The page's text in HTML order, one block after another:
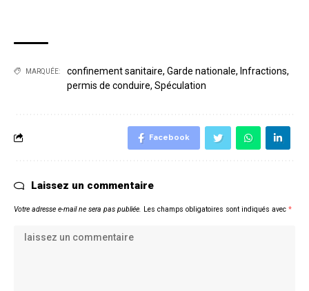
MARQUÉE: confinement sanitaire, Garde nationale, Infractions,
permis de conduire, Spéculation
Facebook
Laissez un commentaire
Votre adresse e-mail ne sera pas publiée. Les champs obligatoires sont indiqués avec *